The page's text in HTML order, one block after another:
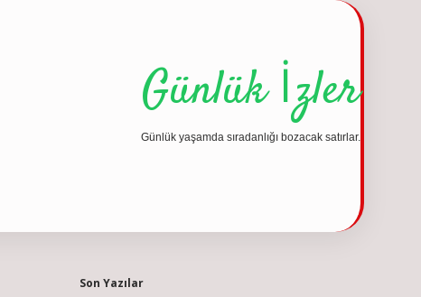
Günlük İzler
Günlük yaşamda sıradanlığı bozacak satırlar.
Son Yazılar